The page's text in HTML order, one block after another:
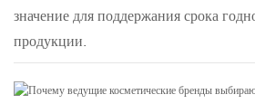
значение для поддержания срока
продукции.